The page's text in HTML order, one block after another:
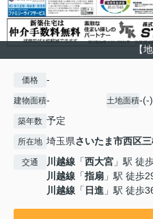
【
価格 -
建物面積- 土地面積-(-)
築年数 予定
所在地 埼玉県さいたま市西区
交通 川越線 「西大宮 」駅 徒
川越線 「指扇 」駅 徒歩
川越線 「 日進 」駅 徒歩